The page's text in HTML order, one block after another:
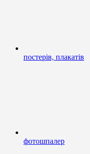
постерів, плакатів
фотошпалер